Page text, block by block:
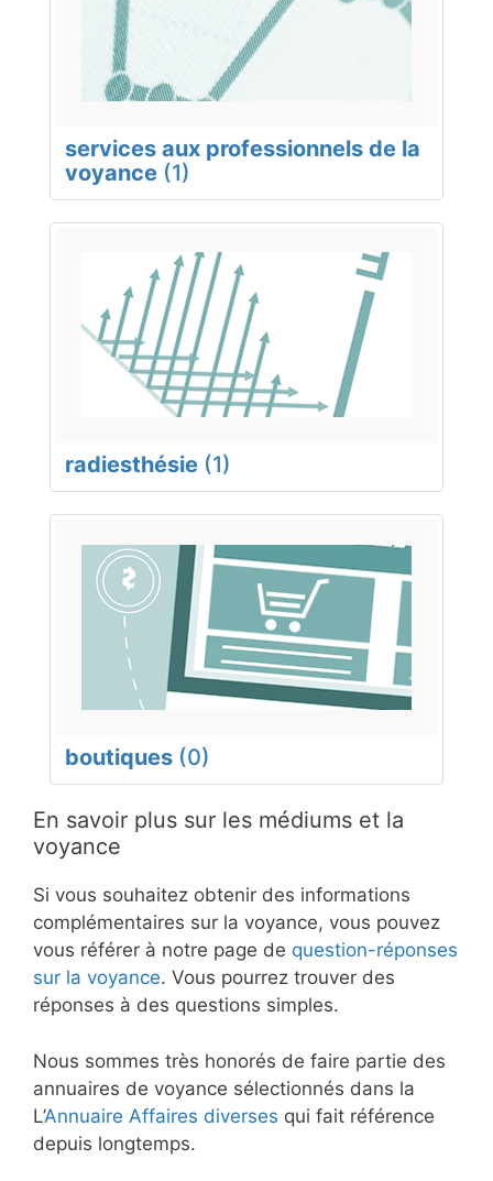
services aux professionnels de la
voyance (1)
radiesthésie (1)
boutiques (0)
En savoir plus sur les médiums et la
voyance
Si vous souhaitez obtenir des informations
complémentaires sur la voyance, vous pouvez
vous référer à notre page de question-réponses
sur la voyance. Vous pourrez trouver des
réponses à des questions simples.
Nous sommes très honorés de faire partie des
annuaires de voyance sélectionnés dans la
L’Annuaire Affaires diverses qui fait référence
depuis longtemps.